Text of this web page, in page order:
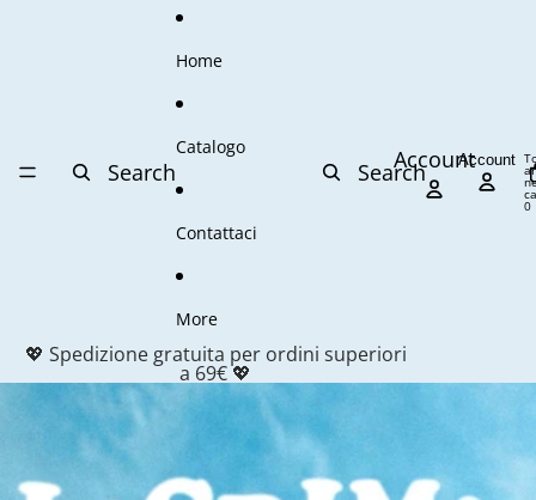
Search
Home
Catalogo
Contattaci
More
SearchAccountAccount
0
💖 Spedizione gratuita per ordini superiori
a 69€ 💖